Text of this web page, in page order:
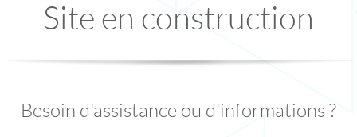
Site en construction
Besoin d'assistance ou d'informations ?